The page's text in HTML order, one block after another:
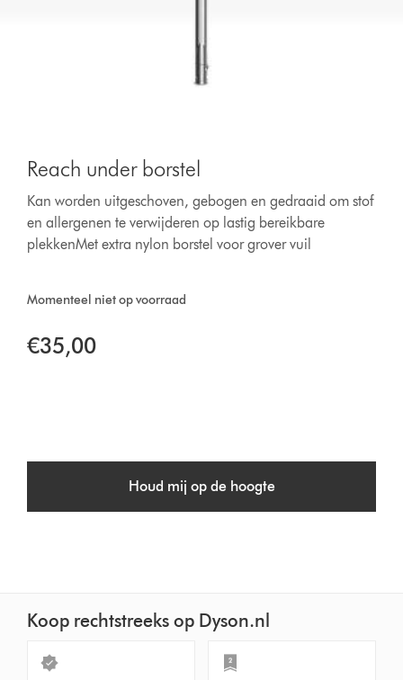
Reach under borstel
Kan worden uitgeschoven, gebogen en gedraaid om stof
en allergenen te verwijderen op lastig bereikbare
plekkenMet extra nylon borstel voor grover vuil
Momenteel niet op voorraad
€35,00
Houd mij op de hoogte
Koop rechtstreeks op Dyson.nl